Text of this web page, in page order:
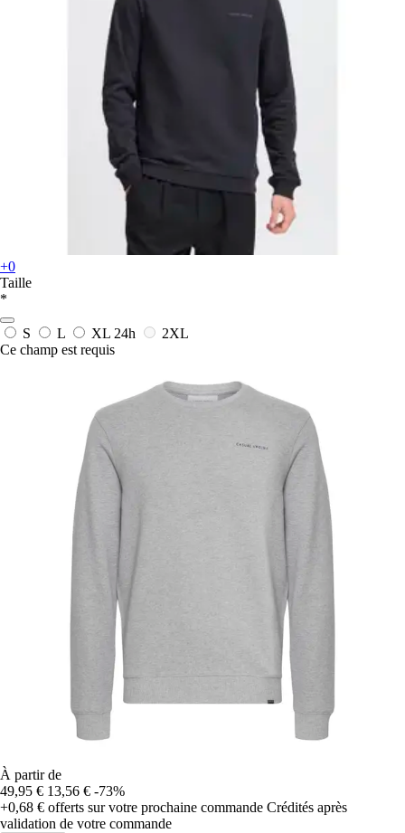
+0
Taille
*
S L XL 24h
2XL
Ce champ est requis
À partir de
49,95 € 13,56 € -73%
+0,68 € offerts sur votre prochaine commande Crédités après
validation de votre commande